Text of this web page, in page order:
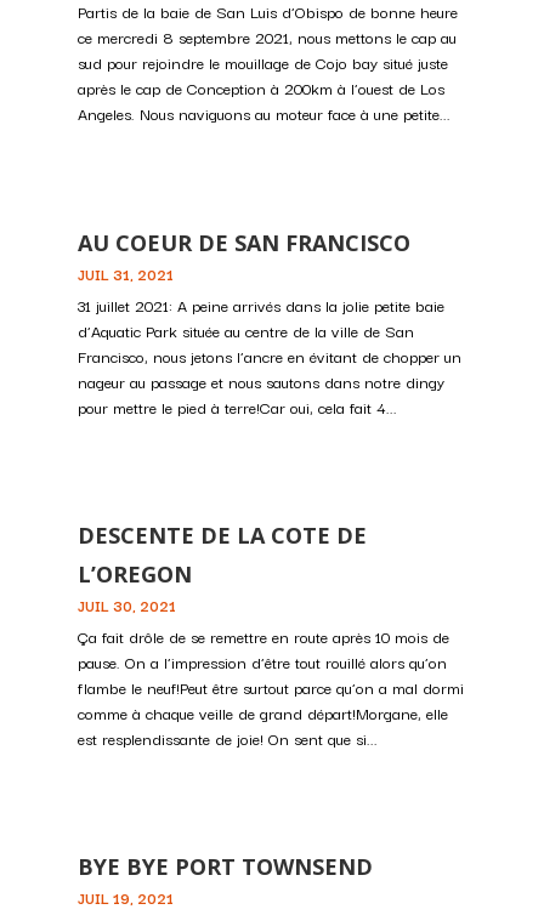
Partis de la baie de San Luis d’Obispo de bonne heure
ce mercredi 8 septembre 2021, nous mettons le cap au
sud pour rejoindre le mouillage de Cojo bay situé juste
après le cap de Conception à 200km à l’ouest de Los
Angeles. Nous naviguons au moteur face à une petite...
AU COEUR DE SAN FRANCISCO
JUIL 31, 2021
31 juillet 2021: A peine arrivés dans la jolie petite baie
d’Aquatic Park située au centre de la ville de San
Francisco, nous jetons l’ancre en évitant de chopper un
nageur au passage et nous sautons dans notre dingy
pour mettre le pied à terre!Car oui, cela fait 4...
DESCENTE DE LA COTE DE
L’OREGON
JUIL 30, 2021
Ça fait drôle de se remettre en route après 10 mois de
pause. On a l’impression d’être tout rouillé alors qu’on
flambe le neuf!Peut être surtout parce qu’on a mal dormi
comme à chaque veille de grand départ!Morgane, elle
est resplendissante de joie! On sent que si...
BYE BYE PORT TOWNSEND
JUIL 19, 2021